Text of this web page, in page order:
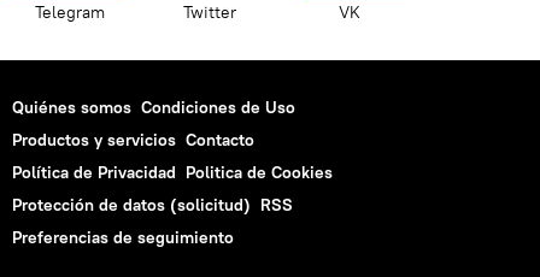
Telegram Twitter VK
Quiénes somos Condiciones de Uso
Productos y servicios Contacto
Política de Privacidad Politica de Cookies
Protección de datos (solicitud) RSS
Preferencias de seguimiento